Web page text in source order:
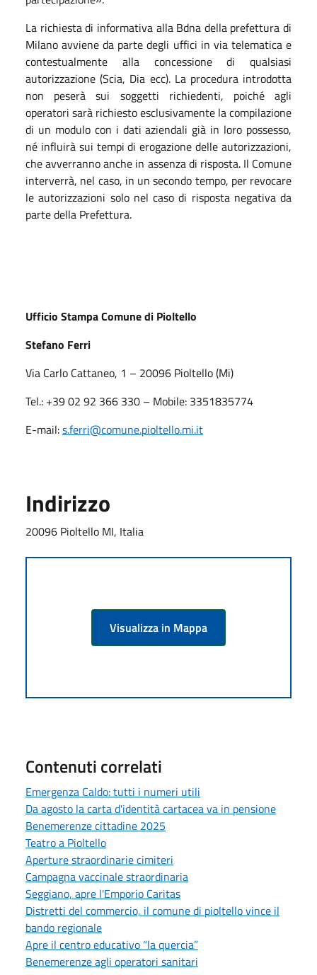
La richiesta di informativa alla Bdna della prefettura di
Milano avviene da parte degli uffici in via telematica e
contestualmente alla concessione di qualsiasi
autorizzazione (Scia, Dia ecc). La procedura introdotta
non peserà sui soggetti richiedenti, poiché agli
operatori sarà richiesto esclusivamente la compilazione
di un modulo con i dati aziendali già in loro possesso,
né influirà sui tempi di erogazione delle autorizzazioni,
che avverranno anche in assenza di risposta. Il Comune
interverrà, nel caso, in un secondo tempo, per revocare
le autorizzazioni solo nel caso di risposta negativa da
parte della Prefettura.
Ufficio Stampa Comune di Pioltello
Stefano Ferri
Via Carlo Cattaneo, 1 – 20096 Pioltello (Mi)
Tel.: +39 02 92 366 330 – Mobile: 3351835774
E-mail:s.ferri@comune.pioltello.mi.it
Indirizzo
20096 Pioltello MI, Italia
Visualizza in Mappa
Contenuti correlati
Emergenza Caldo: tutti i numeri utili
Da agosto la carta d'identità cartacea va in pensione
Benemerenze cittadine 2025
Teatro a Pioltello
Aperture straordinarie cimiteri
Campagna vaccinale straordinaria
Seggiano, apre l'Emporio Caritas
Distretti del commercio, il comune di pioltello vince il
bando regionale
Apre il centro educativo “la quercia”
Benemerenze agli operatori sanitari